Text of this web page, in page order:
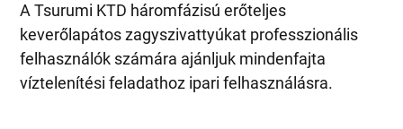
A Tsurumi KTD háromfázisú erőteljes
keverőlapátos zagyszivattyúkat professzionális
felhasználók számára ajánljuk mindenfajta
víztelenítési feladathoz ipari felhasználásra.